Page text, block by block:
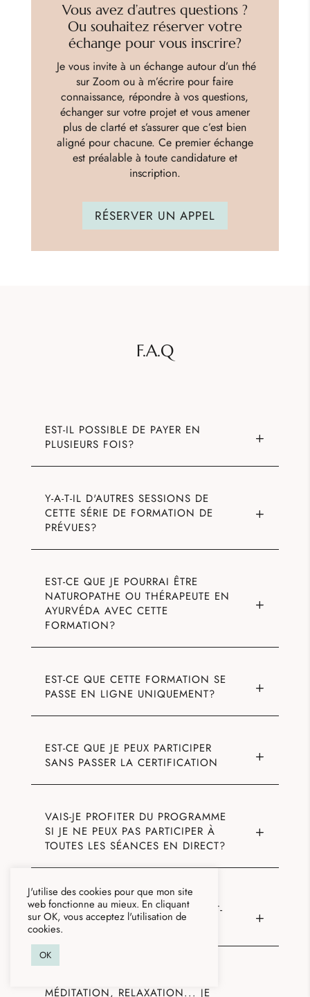
Vous avez d’autres questions ?
Ou souhaitez réserver votre
échange pour vous inscrire?
Je vous invite à un échange autour d’un thé
sur Zoom ou à m’écrire pour faire
connaissance, répondre à vos questions,
échanger sur votre projet et vous amener
plus de clarté et s’assurer que c’est bien
aligné pour chacune. Ce premier échange
est préalable à toute candidature et
inscription.
RÉSERVER UN APPEL
F.A.Q
EST-IL POSSIBLE DE PAYER EN
PLUSIEURS FOIS?
Y-A-T-IL D'AUTRES SESSIONS DE
CETTE SÉRIE DE FORMATION DE
PRÉVUES?
EST-CE QUE JE POURRAI ÊTRE
NATUROPATHE OU THÉRAPEUTE EN
AYURVÉDA AVEC CETTE
FORMATION?
EST-CE QUE CETTE FORMATION SE
PASSE EN LIGNE UNIQUEMENT?
EST-CE QUE JE PEUX PARTICIPER
SANS PASSER LA CERTIFICATION
VAIS-JE PROFITER DU PROGRAMME
SI JE NE PEUX PAS PARTICIPER À
TOUTES LES SÉANCES EN DIRECT?
COMBIEN DE PARTICIPANTS Y-A-T-
IL PAR SESSION?
MÉDITATION, RELAXATION... JE
J'utilise des cookies pour que mon site
web fonctionne au mieux. En cliquant
sur OK, vous acceptez l'utilisation de
cookies.
OK